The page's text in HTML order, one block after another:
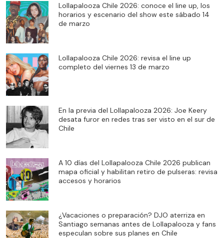
Lollapalooza Chile 2026: conoce el line up, los
horarios y escenario del show este sábado 14
de marzo
Lollapalooza Chile 2026: revisa el line up
completo del viernes 13 de marzo
En la previa del Lollapalooza 2026: Joe Keery
desata furor en redes tras ser visto en el sur de
Chile
A 10 días del Lollapalooza Chile 2026 publican
mapa oficial y habilitan retiro de pulseras: revisa
accesos y horarios
¿Vacaciones o preparación? DJO aterriza en
Santiago semanas antes de Lollapalooza y fans
especulan sobre sus planes en Chile